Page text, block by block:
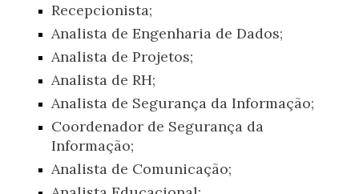
Recepcionista;
Analista de Engenharia de Dados;
Analista de Projetos;
Analista de RH;
Analista de Segurança da Informação;
Coordenador de Segurança da
Informação;
Analista de Comunicação;